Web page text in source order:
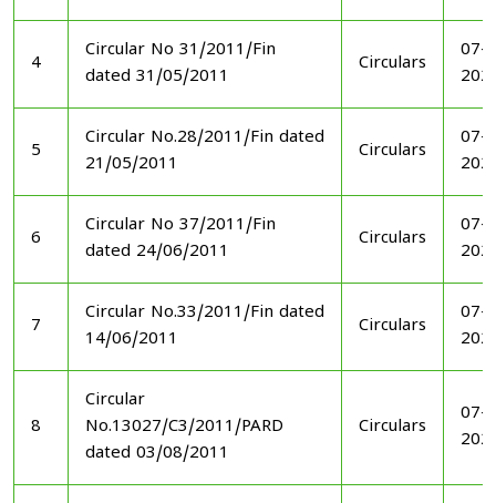
4
Circular No 31/2011/Fin
dated 31/05/2011
Circulars
07-
5
Circular No.28/2011/Fin dated
21/05/2011
Circulars
07-
6
Circular No 37/2011/Fin
dated 24/06/2011
Circulars
07-
7
Circular No.33/2011/Fin dated
14/06/2011
Circulars
07-
8
Circular
No.13027/C3/2011/PARD
dated 03/08/2011
Circulars
07-